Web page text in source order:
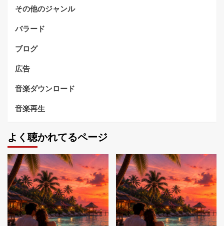
その他のジャンル
バラード
ブログ
広告
音楽ダウンロード
音楽再生
よく聴かれてるページ